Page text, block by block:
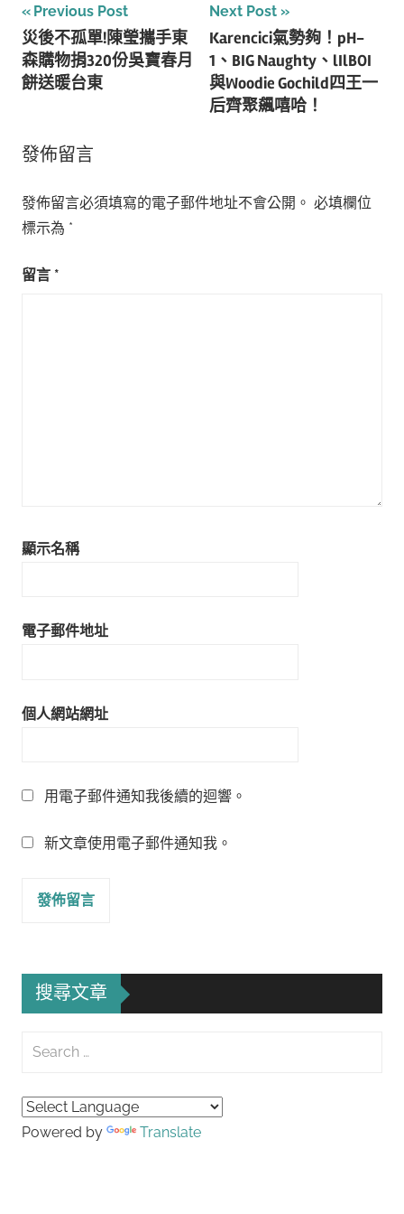
文
章
導
Previous Post
災後不孤單!陳瑩攜手東
森購物捐320份吳寶春月
餅送暖台東
Next Post
Karencici氣勢夠！pH-
1、BIG Naughty、lIlBOI
與Woodie Gochild四王一
后齊聚飆嘻哈！
發佈留言
發佈留言必須填寫的電子郵件地址不會公開。 必填欄位
標示為 *
留言 *
顯示名稱
電子郵件地址
個人網站網址
用電子郵件通知我後續的迴響。
新文章使用電子郵件通知我。
搜尋文章
Search
Powered by Translate